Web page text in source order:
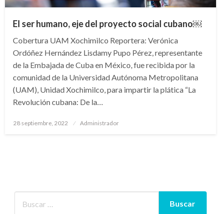
El ser humano, eje del proyecto social cubano￼
Cobertura UAM Xochimilco Reportera: Verónica
Ordóñez Hernández Lisdamy Pupo Pérez, representante
de la Embajada de Cuba en México, fue recibida por la
comunidad de la Universidad Autónoma Metropolitana
(UAM), Unidad Xochimilco, para impartir la plática “La
Revolución cubana: De la…
Publicado
28 septiembre, 2022 Administrador